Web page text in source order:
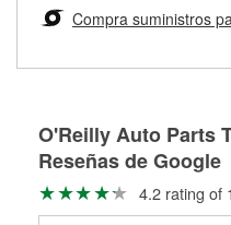
Más información sobre el
medirán tus tambores o
ser rectificados con
partes de reemplazo
Compra suministros
O'Reilly Auto Parts
Reseñas de Google
4.2 rating of